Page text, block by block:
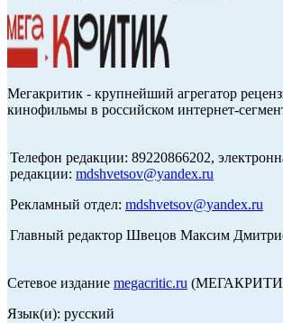
Мегакритик - крупнейший агрегатор
кинофильмы в российском интернет-
Телефон редакции: 89220866202,
редакции: mdshvetsov@yandex.ru
Рекламный отдел: mdshvetsov@yandex.ru
Главный редактор Швецов Максим
Сетевое издание megacritic.ru
Язык(и): русский